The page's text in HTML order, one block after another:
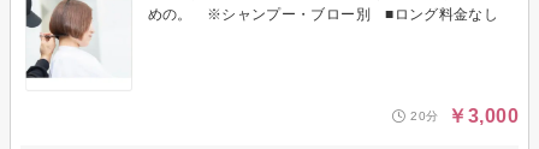
めの。 ※シャンプー・ブロー別 ■ロング料金なし
20分 ￥3,000